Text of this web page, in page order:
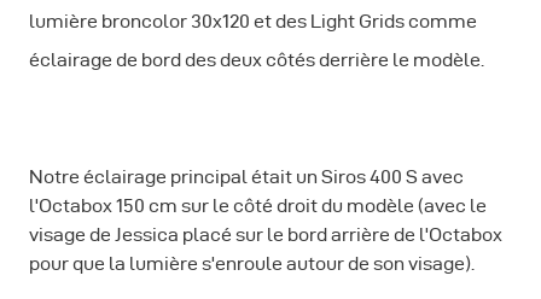
lumière broncolor 30x120 et des Light Grids comme
éclairage de bord des deux côtés derrière le modèle.
Notre éclairage principal était un Siros 400 S avec
l'Octabox 150 cm sur le côté droit du modèle (avec le
visage de Jessica placé sur le bord arrière de l'Octabox
pour que la lumière s'enroule autour de son visage).